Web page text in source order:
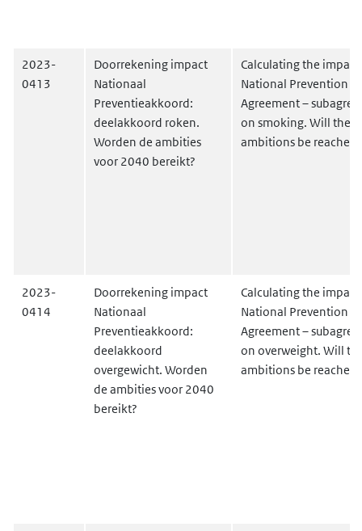
2023-
0413
Doorrekening impact
Nationaal
Preventieakkoord:
deelakkoord roken.
Worden de ambities
voor 2040 bereikt?
Calculating the
National Prevention
Agreement –
on smoking. Will the
ambitions be reached?
2023-
0414
Doorrekening impact
Nationaal
Preventieakkoord:
deelakkoord
overgewicht. Worden
de ambities voor 2040
bereikt?
Calculating the
National Prevention
Agreement –
on overweight. Will
ambitions be reached?